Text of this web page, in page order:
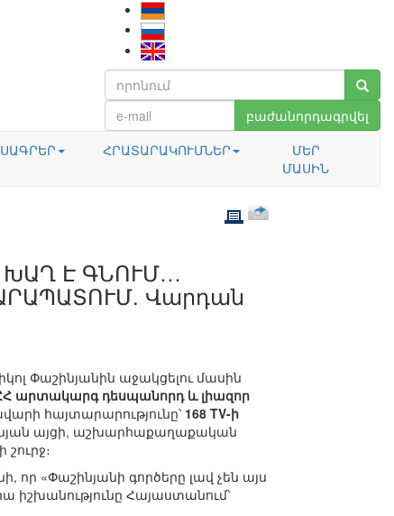
բաժանորդագրվել
ՀՐԱՏԱՐԱԿՈՒՄՆԵՐ
ՄԵՐ
ՄԱՍԻՆ
Է ԳՆՈՒՄ…
Վարդան
Փաշինյանին աջակցելու մասին
արտակարգ դեսպանորդ և լիազոր
հայտարարությունը՝ 168 TV-ի
այցի, աշխարհաքաղաքական
որ «Փաշինյանի գործերը լավ չեն այս
իշխանությունը Հայաստանում՝